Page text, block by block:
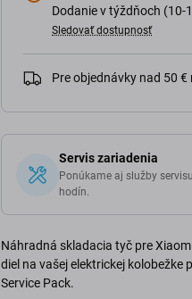
Dodanie v týždňoch (10-
Sledovať dostupnosť
Pre objednávky nad 50
Servis zariadenia
Ponúkame aj služby
hodín.
Náhradná skladacia tyč pre
diel na vašej elektrickej kolobežke
Service Pack.